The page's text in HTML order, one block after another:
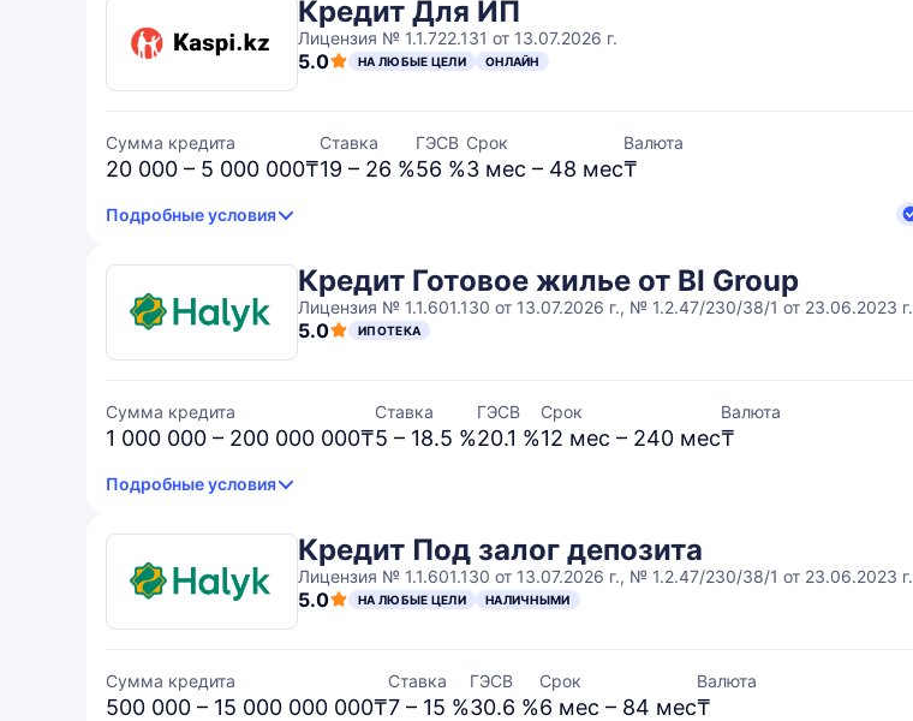
Кредит Для ИП
Лицензия № 1.1.722.131 от 13.07.2026 г.
5.0 НА ЛЮБЫЕ ЦЕЛИ ОНЛАЙН
Сумма кредита
20 000 – 5 000 000₸
Ставка
19 – 26 %
ГЭСВ
56 %
Срок
3 мес – 48 мес
Валюта
₸
Подробные условия
Кредит Готовое жилье от BI Group
Лицензия № 1.1.601.130 от 13.07.2026 г., № 1.2.47/230/38/1 от 23.06.2023 г.
5.0 ИПОТЕКА
Сумма кредита
1 000 000 – 200 000 000₸
Ставка
5 – 18.5 %
ГЭСВ
20.1 %
Срок
12 мес – 240 мес
Валюта
₸
Подробные условия
Кредит Под залог депозита
Лицензия № 1.1.601.130 от 13.07.2026 г., № 1.2.47/230/38/1 от 23.06.2023 г.
5.0 НА ЛЮБЫЕ ЦЕЛИ НАЛИЧНЫМИ
Сумма кредита
500 000 – 15 000 000 000₸
Ставка
7 – 15 %
ГЭСВ
30.6 %
Срок
6 мес – 84 мес
Валюта
₸